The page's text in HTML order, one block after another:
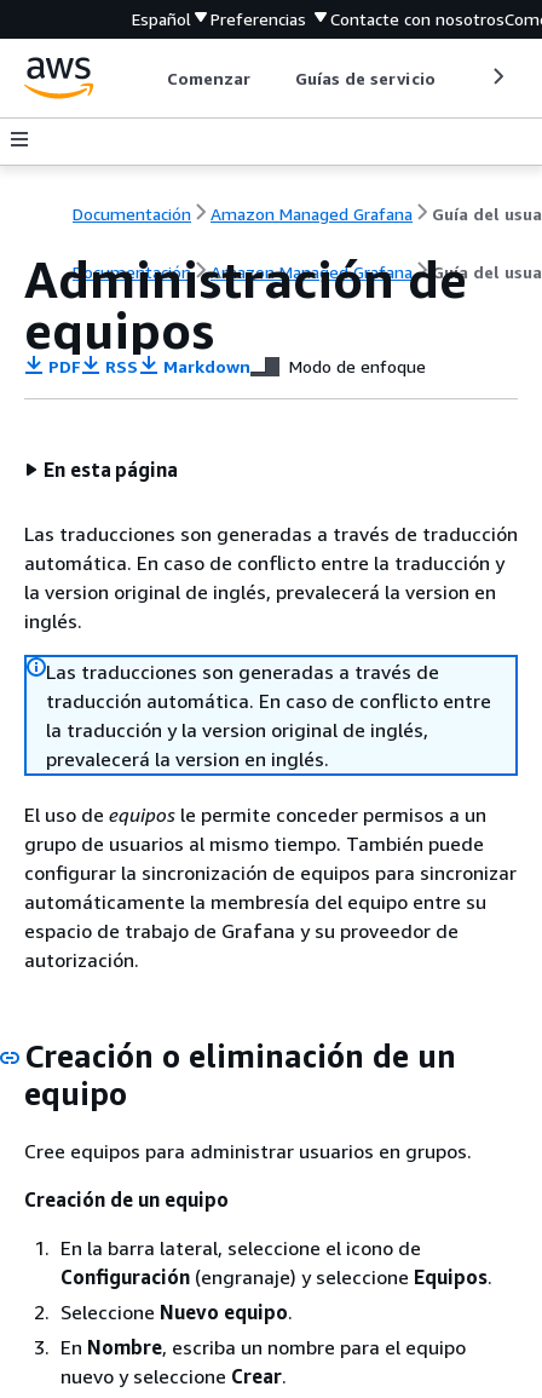
Español Preferencias Contacte con nosotros
Comenzar Guías de servicio
Documentación Amazon Managed Grafana
Documentación Amazon Managed Grafana Guía del
Administración de
equipos
PDF RSS Markdown Modo de enfoque
En esta página
Las traducciones son generadas a través de traducción
automática. En caso de conflicto entre la traducción y
la version original de inglés, prevalecerá la version en
inglés.
Las traducciones son generadas a través de
traducción automática. En caso de conflicto entre
la traducción y la version original de inglés,
prevalecerá la version en inglés.
El uso de equipos le permite conceder permisos a un
grupo de usuarios al mismo tiempo. También puede
configurar la sincronización de equipos para sincronizar
automáticamente la membresía del equipo entre su
espacio de trabajo de Grafana y su proveedor de
autorización.
Creación o eliminación de un
equipo
Cree equipos para administrar usuarios en grupos.
Creación de un equipo
En la barra lateral, seleccione el icono de
Configuración (engranaje) y seleccione Equipos.
Seleccione Nuevo equipo.
En Nombre, escriba un nombre para el equipo
nuevo y seleccione Crear.